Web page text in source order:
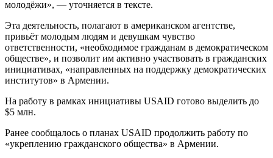
молодёжи», — уточняется в тексте.
Эта деятельность, полагают в американском агентстве,
привьёт молодым людям и девушкам чувство
ответственности, «необходимое гражданам в демократическом
обществе», и позволит им активно участвовать в гражданских
инициативах, «направленных на поддержку демократических
институтов» в Армении.
На работу в рамках инициативы USAID готово выделить до
$5 млн.
Ранее сообщалось о планах USAID продолжить работу по
«укреплению гражданского общества» в Армении.